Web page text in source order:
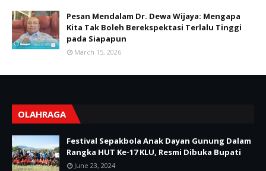
Pesan Mendalam Dr. Dewa Wijaya: Mengapa
Kita Tak Boleh Berekspektasi Terlalu Tinggi
pada Siapapun
March 15, 2026
OLAHRAGA
Festival Sepakbola Anak Dayan Gunung Dalam
Rangka HUT Ke-17 KLU, Resmi Dibuka Bupati
June 23, 2024